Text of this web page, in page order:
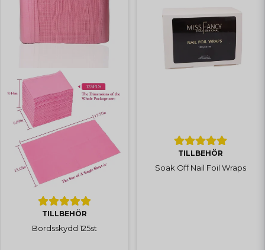
TILLBEHÖR
Bordsskydd 125st
TILLBEHÖR
Soak Off Nail Foil Wraps